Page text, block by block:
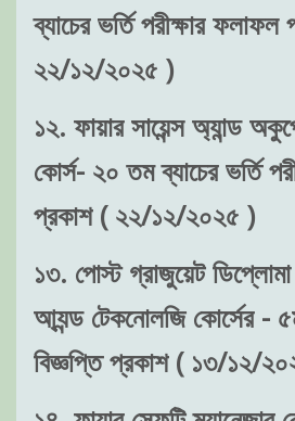
ব্যাচের ভর্তি পরীক্ষার
২২/১২/২০২৫ )
১২. ফায়ার সায়েন্স অ্যান্ড
কোর্স- ২০ তম ব্যাচের ভর্তি
প্রকাশ ( ২২/১২/২০২৫ )
১৩. পোস্ট গ্রাজুয়েট ডিপ্লোমা
আ্যন্ড টেকনোলজি কোর্সের -
বিজ্ঞপ্তি প্রকাশ ( ১৩/১২/